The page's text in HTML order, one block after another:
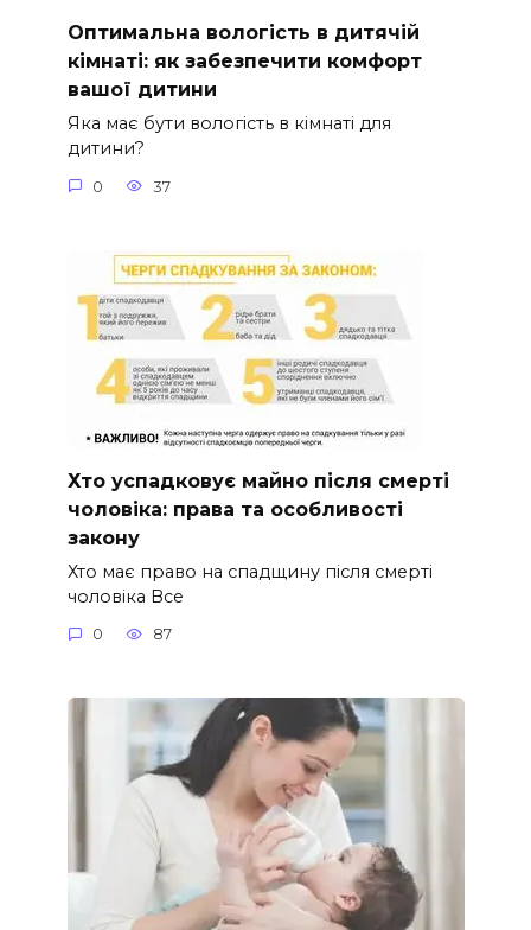
Оптимальна вологість в дитячій
кімнаті: як забезпечити комфорт
вашої дитини
Яка має бути вологість в кімнаті для
дитини?
0 37
Хто успадковує майно після смерті
чоловіка: права та особливості
закону
Хто має право на спадщину після смерті
чоловіка Все
0 87